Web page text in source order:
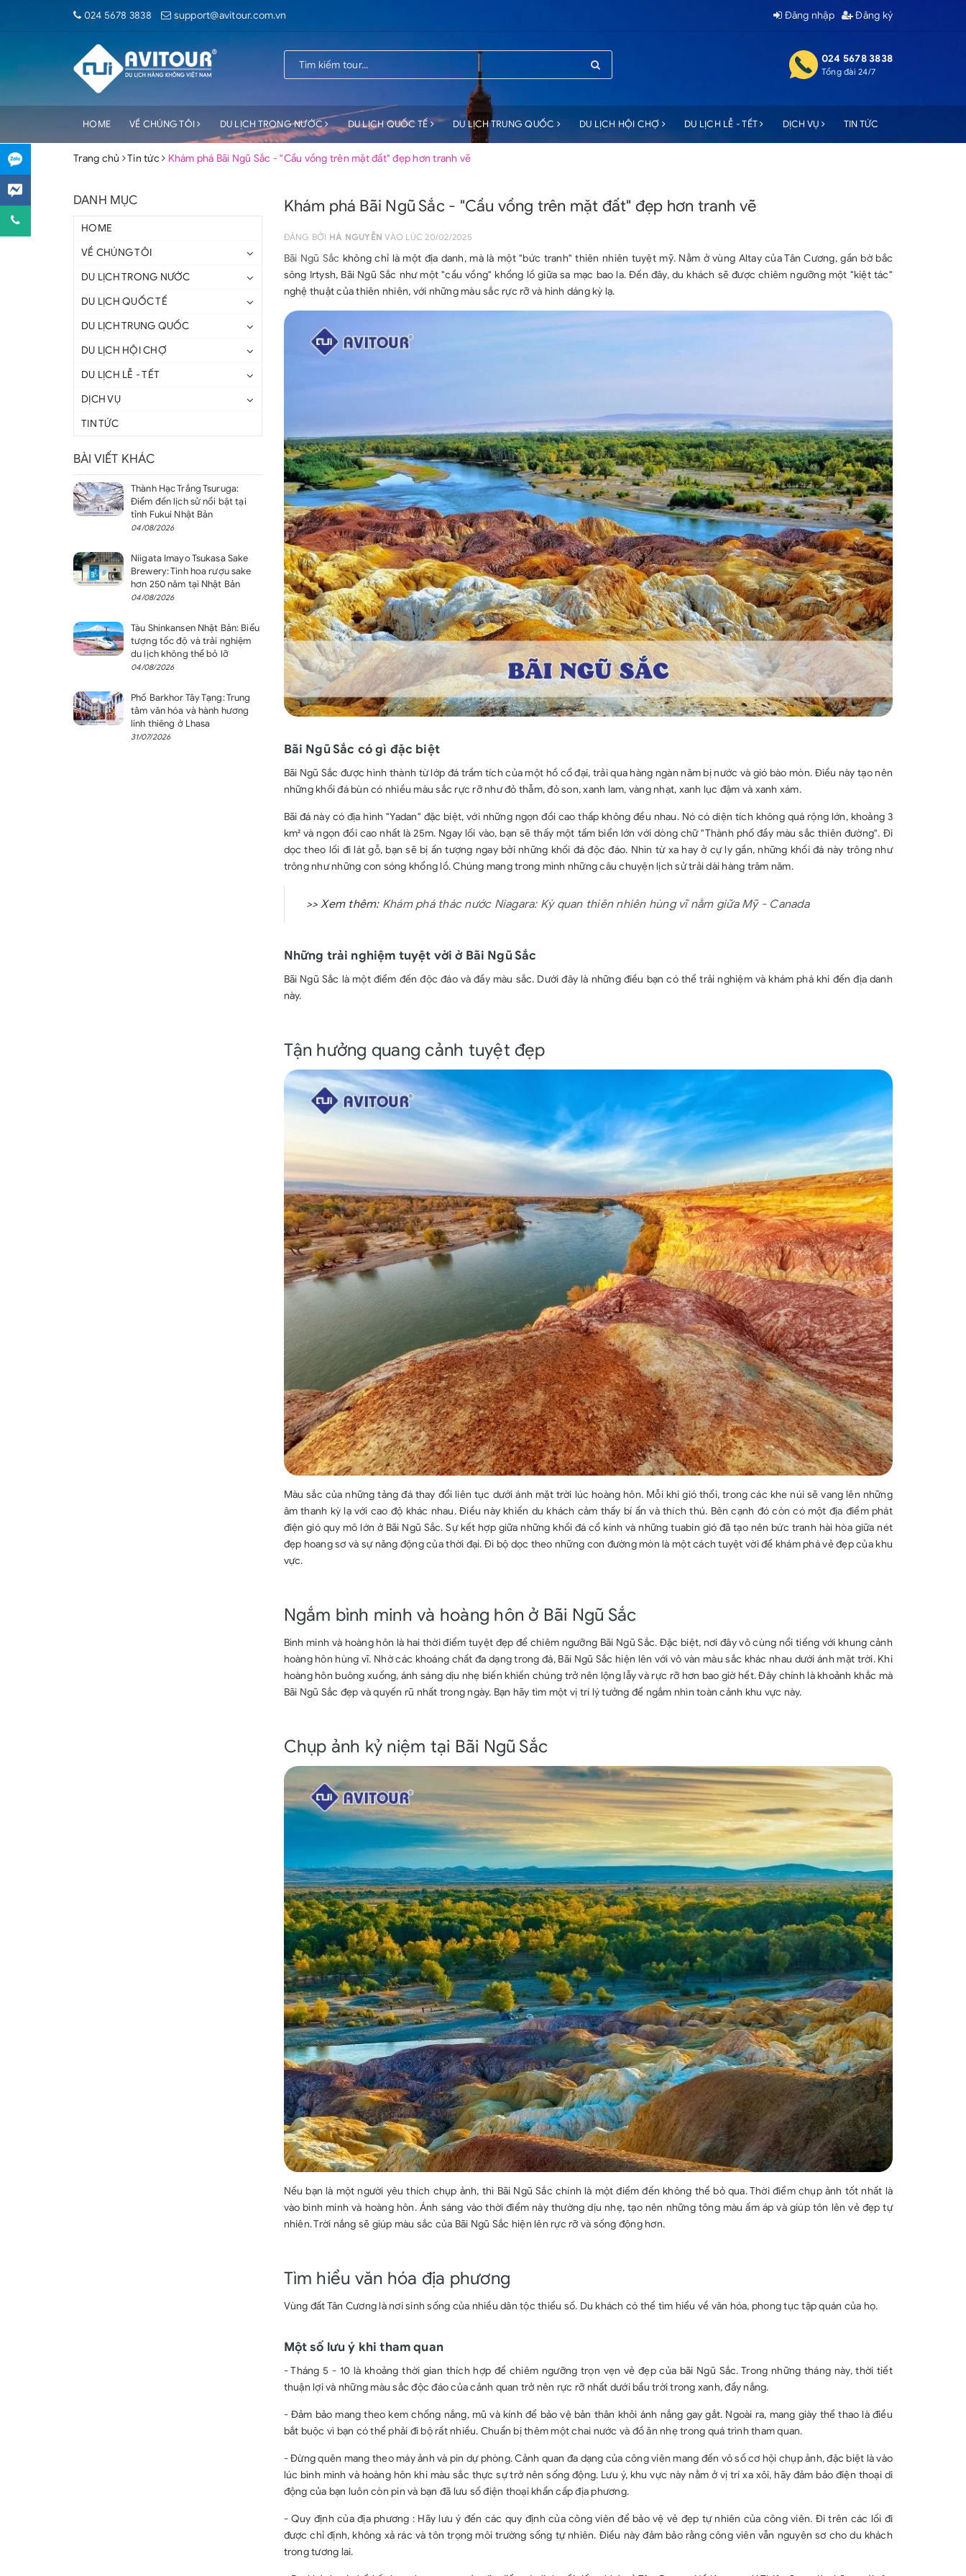
024 5678 3838 support@avitour.com.vn Đăng nhập Đăng ký
024 5678 3838
Tổng đài 24/7
HOME VỀ CHÚNG TÔI DU LỊCH TRONG NƯỚC DU LỊCH QUỐC TẾ DU LỊCH TRUNG QUỐC DU LỊCH HỘI CHỢ DU LỊCH LỄ - TẾT DỊCH VỤ TIN TỨC
Trang chủ Tin tức Khám phá Bãi Ngũ Sắc - "Cầu vồng trên mặt đất" đẹp hơn tranh vẽ
Khám phá Bãi Ngũ Sắc - "Cầu vồng trên mặt đất" đẹp hơn tranh vẽ
ĐĂNG BỞI HÀ NGUYỄN VÀO LÚC 20/02/2025
Bãi Ngũ Sắc không chỉ là một địa danh, mà là một "bức tranh" thiên nhiên tuyệt mỹ. Nằm ở vùng Altay của Tân Cương, gần bờ bắc
sông Irtysh, Bãi Ngũ Sắc như một "cầu vồng" khổng lồ giữa sa mạc bao la. Đến đây, du khách sẽ được chiêm ngưỡng một "kiệt tác"
nghệ thuật của thiên nhiên, với những màu sắc rực rỡ và hình dáng kỳ lạ.
Bãi Ngũ Sắc có gì đặc biệt
Bãi Ngũ Sắc được hình thành từ lớp đá trầm tích của một hồ cổ đại, trải qua hàng ngàn năm bị nước và gió bào mòn. Điều này tạo nên
những khối đá bùn có nhiều màu sắc rực rỡ như đỏ thẫm, đỏ son, xanh lam, vàng nhạt, xanh lục đậm và xanh xám.
Bãi đá này có địa hình "Yadan" đặc biệt, với những ngọn đồi cao thấp không đều nhau. Nó có diện tích không quá rộng lớn, khoảng 3
km² và ngọn đồi cao nhất là 25m. Ngay lối vào, bạn sẽ thấy một tấm biển lớn với dòng chữ "Thành phố đầy màu sắc thiên đường". Đi
dọc theo lối đi lát gỗ, bạn sẽ bị ấn tượng ngay bởi những khối đá độc đáo. Nhìn từ xa hay ở cự ly gần, những khối đá này trông như
trông như những con sóng khổng lồ. Chúng mang trong mình những câu chuyện lịch sử trải dài hàng trăm năm.
>> Xem thêm: Khám phá thác nước Niagara: Kỳ quan thiên nhiên hùng vĩ nằm giữa Mỹ - Canada
Những trải nghiệm tuyệt vời ở Bãi Ngũ Sắc
Bãi Ngũ Sắc là một điểm đến độc đáo và đầy màu sắc. Dưới đây là những điều bạn có thể trải nghiệm và khám phá khi đến địa danh
này.
Tận hưởng quang cảnh tuyệt đẹp
Màu sắc của những tảng đá thay đổi liên tục dưới ánh mặt trời lúc hoàng hôn. Mỗi khi gió thổi, trong các khe núi sẽ vang lên những
âm thanh kỳ lạ với cao độ khác nhau. Điều này khiến du khách cảm thấy bí ẩn và thích thú. Bên cạnh đó còn có một địa điểm phát
điện gió quy mô lớn ở Bãi Ngũ Sắc. Sự kết hợp giữa những khối đá cổ kính và những tuabin gió đã tạo nên bức tranh hài hòa giữa nét
đẹp hoang sơ và sự năng động của thời đại. Đi bộ dọc theo những con đường mòn là một cách tuyệt vời để khám phá vẻ đẹp của khu
vực.
Ngắm bình minh và hoàng hôn ở Bãi Ngũ Sắc
Bình minh và hoàng hôn là hai thời điểm tuyệt đẹp để chiêm ngưỡng Bãi Ngũ Sắc. Đặc biệt, nơi đây vô cùng nổi tiếng với khung cảnh
hoàng hôn hùng vĩ. Nhờ các khoáng chất đa dạng trong đá, Bãi Ngũ Sắc hiện lên với vô vàn màu sắc khác nhau dưới ánh mặt trời. Khi
hoàng hôn buông xuống, ánh sáng dịu nhẹ biến khiến chúng trở nên lộng lẫy và rực rỡ hơn bao giờ hết. Đây chính là khoảnh khắc mà
Bãi Ngũ Sắc đẹp và quyến rũ nhất trong ngày. Bạn hãy tìm một vị trí lý tưởng để ngắm nhìn toàn cảnh khu vực này.
Chụp ảnh kỷ niệm tại Bãi Ngũ Sắc
Nếu bạn là một người yêu thích chụp ảnh, thì Bãi Ngũ Sắc chính là một điểm đến không thể bỏ qua. Thời điểm chụp ảnh tốt nhất là
vào bình minh và hoàng hôn. Ánh sáng vào thời điểm này thường dịu nhẹ, tạo nên những tông màu ấm áp và giúp tôn lên vẻ đẹp tự
nhiên. Trời nắng sẽ giúp màu sắc của Bãi Ngũ Sắc hiện lên rực rỡ và sống động hơn.
Tìm hiểu văn hóa địa phương
Vùng đất Tân Cương là nơi sinh sống của nhiều dân tộc thiểu số. Du khách có thể tìm hiểu về văn hóa, phong tục tập quán của họ.
Một số lưu ý khi tham quan
- Tháng 5 - 10 là khoảng thời gian thích hợp để chiêm ngưỡng trọn vẹn vẻ đẹp của bãi Ngũ Sắc. Trong những tháng này, thời tiết
thuận lợi và những màu sắc độc đáo của cảnh quan trở nên rực rỡ nhất dưới bầu trời trong xanh, đầy nắng.
- Đảm bảo mang theo kem chống nắng, mũ và kính để bảo vệ bản thân khỏi ánh nắng gay gắt. Ngoài ra, mang giày thể thao là điều
bắt buộc vì bạn có thể phải đi bộ rất nhiều. Chuẩn bị thêm một chai nước và đồ ăn nhẹ trong quá trình tham quan.
- Đừng quên mang theo máy ảnh và pin dự phòng. Cảnh quan đa dạng của công viên mang đến vô số cơ hội chụp ảnh, đặc biệt là vào
lúc bình minh và hoàng hôn khi màu sắc thực sự trở nên sống động. Lưu ý, khu vực này nằm ở vị trí xa xôi, hãy đảm bảo điện thoại di
động của bạn luôn còn pin và bạn đã lưu số điện thoại khẩn cấp địa phương.
- Quy định của địa phương : Hãy lưu ý đến các quy định của công viên để bảo vệ vẻ đẹp tự nhiên của công viên. Đi trên các lối đi
được chỉ định, không xả rác và tôn trọng môi trường sống tự nhiên. Điều này đảm bảo rằng công viên vẫn nguyên sơ cho du khách
trong tương lai.
DANH MỤC
HOME
VỀ CHÚNG TÔI
DU LỊCH TRONG NƯỚC
DU LỊCH QUỐC TẾ
DU LỊCH TRUNG QUỐC
DU LỊCH HỘI CHỢ
DU LỊCH LỄ - TẾT
DỊCH VỤ
TIN TỨC
BÀI VIẾT KHÁC
Thành Hạc Trắng Tsuruga:
Điểm đến lịch sử nổi bật tại
tỉnh Fukui Nhật Bản
04/08/2026
Niigata Imayo Tsukasa Sake
Brewery: Tinh hoa rượu sake
hơn 250 năm tại Nhật Bản
04/08/2026
Tàu Shinkansen Nhật Bản: Biểu
tượng tốc độ và trải nghiệm
du lịch không thể bỏ lỡ
04/08/2026
Phố Barkhor Tây Tạng: Trung
tâm văn hóa và hành hương
linh thiêng ở Lhasa
31/07/2026